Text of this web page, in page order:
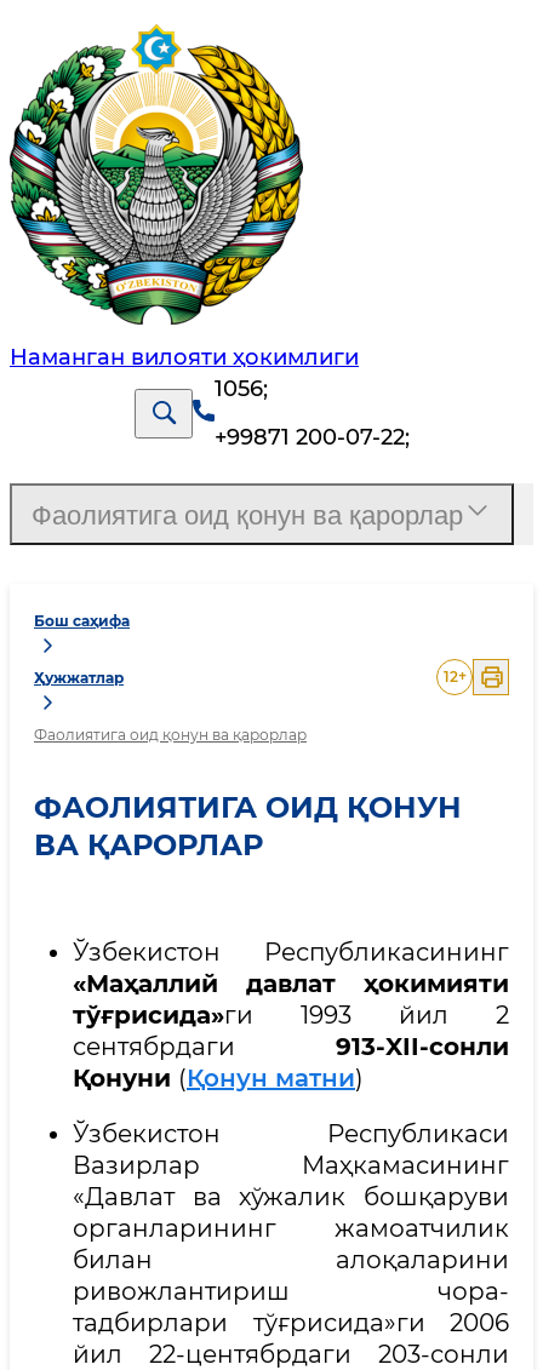
Наманган вилояти ҳокимлиги
1056;
+99871 200-07-22;
Бош саҳифа
Ҳужжатлар
Фаолиятига оид қонун ва қарорлар
12+
ФАОЛИЯТИГА ОИД ҚОНУН
ВА ҚАРОРЛАР
Ўзбекистон Республикасининг
«Маҳаллий давлат ҳокимияти
тўғрисида»ги 1993 йил 2
cентябрдаги 913-XII-сонли
Қонуни (Қонун матни)
Ўзбекистон Республикаси
Вазирлар Маҳкамасининг
«Давлат ва хўжалик бошқаруви
органларининг жамоатчилик
билан алоқаларини
ривожлантириш чора-
тадбирлари тўғрисида»ги 2006
йил 22-центябрдаги 203-сонли
Фаолиятига оид қонун ва қарорлар